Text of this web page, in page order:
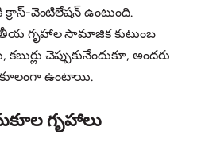
వెంటిలేషన్ ఉంటుంది.
గృహాల సామాజిక కుటుంబ
చెప్పుకునేందుకూ, అందరు
ఉంటాయి.
గృహాలు